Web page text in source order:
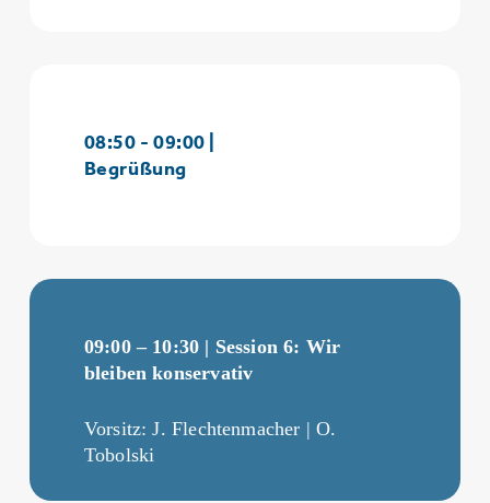
08:50 - 09:00 |
Begrüßung
09:00 – 10:30 | Session 6: Wir
bleiben konservativ
Vorsitz: J. Flechtenmacher | O.
Tobolski